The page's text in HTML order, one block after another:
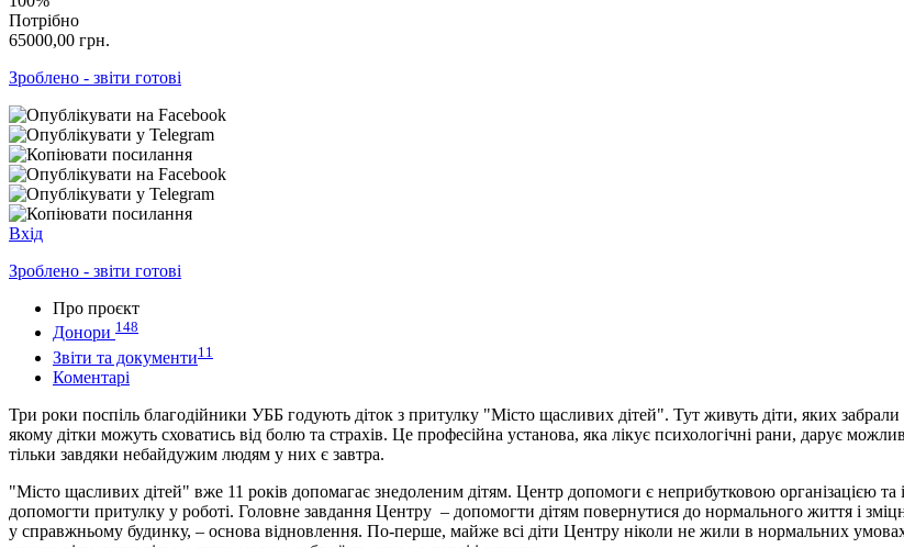
Потрібно
65000,00 грн.
Зроблено - звіти готові
Вхід
Зроблено - звіти готові
Про проєкт
Донори 148
Звіти та документи11
Коментарі
Три роки поспіль благодійники УББ годують діток з притулку "Місто щасливих дітей". Тут живуть діти, яких
якому дітки можуть сховатись від болю та страхів. Це професійна установа, яка лікує психологічні рани, дарує
тільки завдяки небайдужим людям у них є завтра.
"Місто щасливих дітей" вже 11 років допомагає знедоленим дітям. Центр допомоги є неприбутковою організацією
допомогти притулку у роботі. Головне завдання Центру – допомогти дітям повернутися до нормального життя і
у справжньому будинку, – основа відновлення. По-перше, майже всі діти Центру ніколи не жили в нормальних